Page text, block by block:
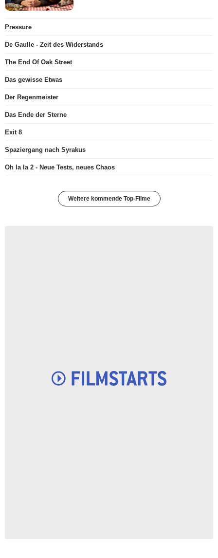
Pressure
De Gaulle - Zeit des Widerstands
The End Of Oak Street
Das gewisse Etwas
Der Regenmeister
Das Ende der Sterne
Exit 8
Spaziergang nach Syrakus
Oh la la 2 - Neue Tests, neues Chaos
Weitere kommende Top-Filme